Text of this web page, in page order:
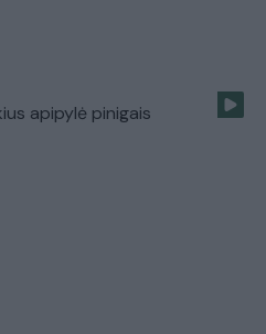
apipylė pinigais